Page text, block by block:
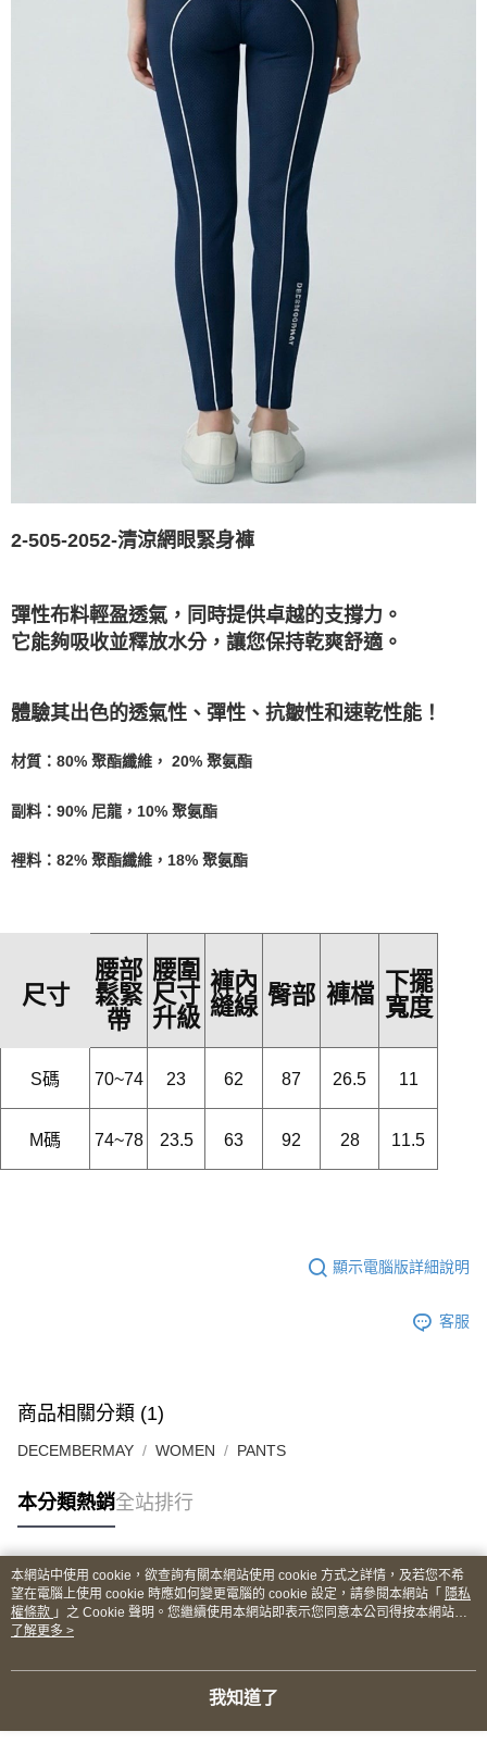
2-505-2052-清涼網眼緊身褲
彈性布料輕盈透氣，同時提供卓越的支撐力。
它能夠吸收並釋放水分，讓您保持乾爽舒適。
體驗其出色的透氣性、彈性、抗皺性和速乾性能！
材質：80% 聚酯纖維， 20% 聚氨酯
副料：90% 尼龍，10% 聚氨酯
裡料：82% 聚酯纖維，18% 聚氨酯
尺寸
腰部
鬆緊
帶
腰圍
尺寸
升級
褲內
縫線 臀部 褲檔 下擺
寬度
S碼 70~74 23 62 87 26.5 11
M碼 74~78 23.5 63 92 28 11.5
顯示電腦版詳細說明
客服
商品相關分類 (1)
DECEMBERMAY WOMEN PANTS
本分類熱銷全站排行
熱門標籤
本網站中使用 cookie，欲查詢有關本網站使用 cookie 方式之詳情，及若您不希
望在電腦上使用 cookie 時應如何變更電腦的 cookie 設定，請參閱本網站「 隱私
權條款 」之 Cookie 聲明。您繼續使用本網站即表示您同意本公司得按本網站使
用條款之 Cookie 聲明使用 cookie。
了解更多 >
我知道了